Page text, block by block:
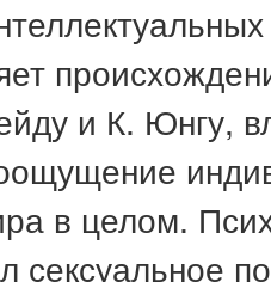
и К. Юнгу,
в целом.
сексуальное